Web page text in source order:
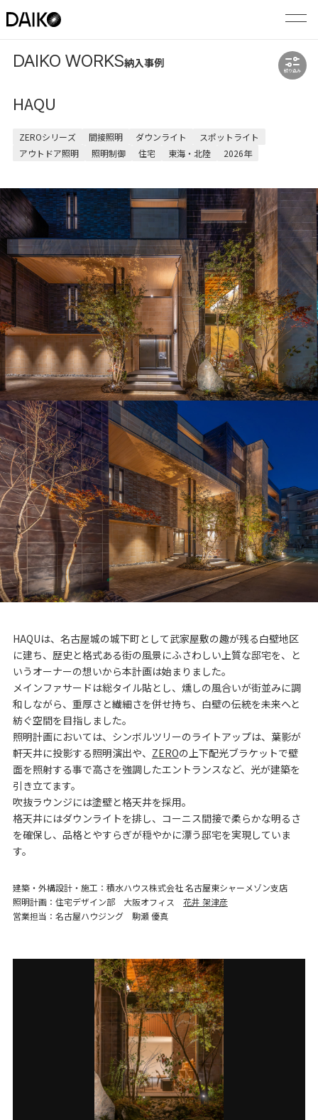
DAIKO WORKS納入事例
絞り込み
HAQU
ZEROシリーズ 間接照明 ダウンライト
スポットライト
アウトドア照明
照明制御 住宅 東海・北陸 2026年
HAQUは、名古屋城の城下町として武家屋敷の趣が残る白壁地区
に建ち、 歴史と格式ある街の風景にふさわしい上質な邸宅を、 と
いうオーナーの想いから本計画は始まりました。
メインファサードは総タイル貼とし、燻しの風合いが街並みに調
和しながら、 重厚さと繊細さを併せ持ち、白壁の伝統を未来へと
紡ぐ空間を目指しました。
照明計画においては、シンボルツリーのライトアップは、 葉影が
軒天井に投影する照明演出や、 ZEROの上下配光ブラケットで壁
面を照射する事で高さを強調したエントランスなど、 光が建築を
引き立てます。
吹抜ラウンジには塗壁と格天井を採用。
格天井にはダウンライトを排し、コーニス間接で柔らかな明るさ
を確保し、 品格とやすらぎが穏やかに漂う邸宅を実現していま
す。
建築・外構設計・施工
積水ハウス株式会社 名古屋東シャーメゾン支店
照明計画
住宅デザイン部 大阪オフィス 花井 架津彦
営業担当
名古屋ハウジング 駒瀬 優真